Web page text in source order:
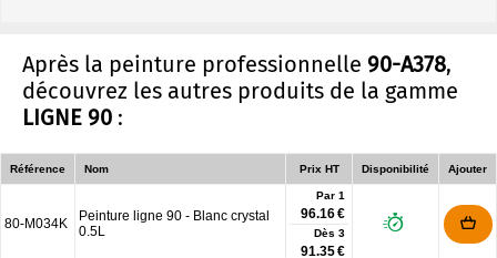
Après la peinture professionnelle 90-A378,
découvrez les autres produits de la gamme
LIGNE 90 :
Référence Nom Prix HT Disponibilité Ajouter
80-M034K
Peinture ligne 90 - Blanc crystal
0.5L
Par 1
96.16 €
Dès 3
91.35 €